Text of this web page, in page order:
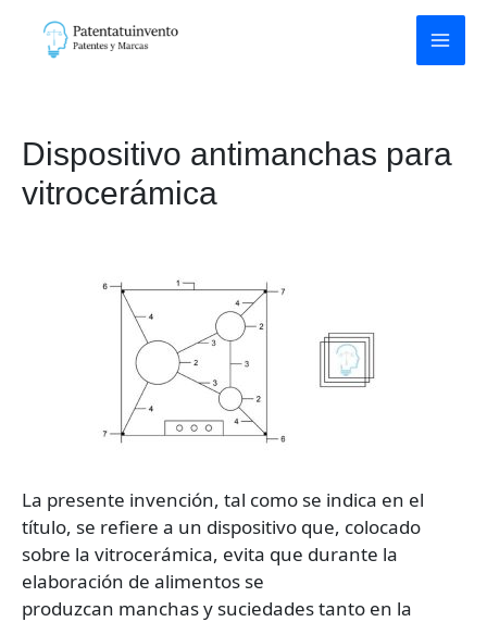
contenido
Dispositivo antimanchas para
vitrocerámica
La presente invención, tal como se indica en el
título, se refiere a un dispositivo que, colocado
sobre la vitrocerámica, evita que durante la
elaboración de alimentos se
produzcan manchas y suciedades tanto en la